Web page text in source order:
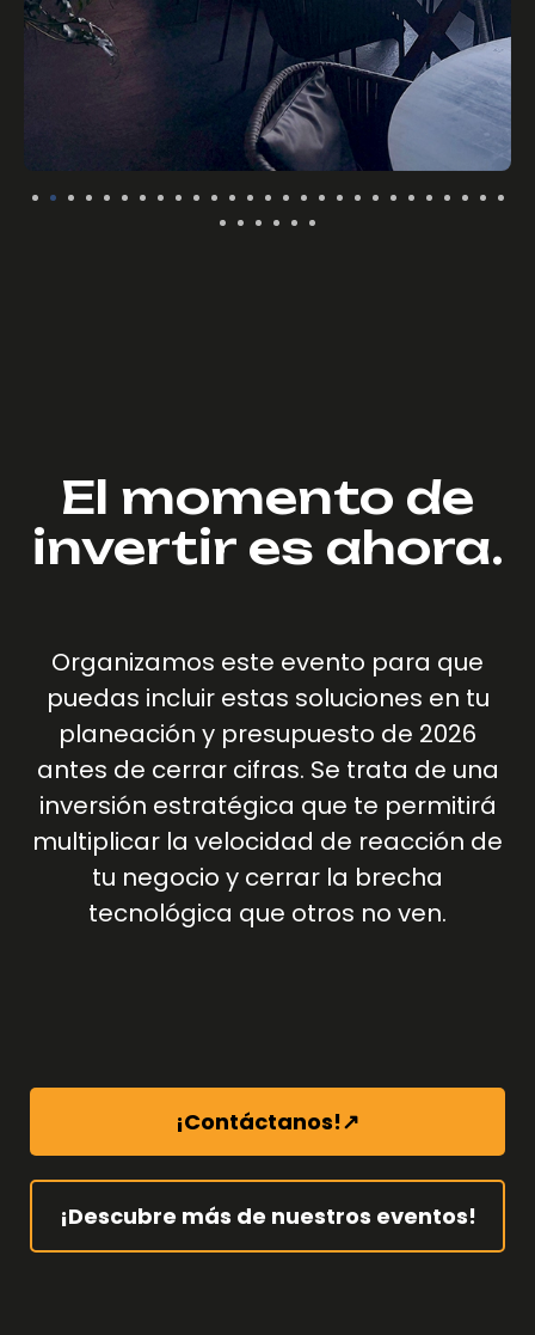
El momento de
invertir es ahora.
Organizamos este evento para que
puedas incluir estas soluciones en tu
planeación y presupuesto de 2026
antes de cerrar cifras. Se trata de una
inversión estratégica que te permitirá
multiplicar la velocidad de reacción de
tu negocio y cerrar la brecha
tecnológica que otros no ven.
¡Contáctanos!↗
¡Descubre más de nuestros eventos!